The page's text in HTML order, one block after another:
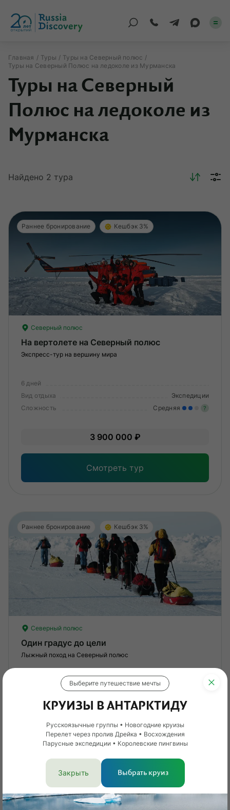
По миру
Корпоративные
Журнал
Сертификаты
Подписаться
Главная Туры
Туры на Северный полюс
Туры на Северный Полюс на ледоколе из Мурманска
Туры на Северный
Полюс на ледоколе из
Мурманска
Найдено 2 тура
Раннее бронирование Кешбэк 3%
Северный полюс
На вертолете на Северный полюс
Экспресс-тур на вершину мира
6 дней
Вид отдыха
Экспедиции
Сложность
Средняя ?
3 900 000 ₽
Смотреть тур
Раннее бронирование Кешбэк 3%
Северный полюс
Один градус до цели
Лыжный поход на Северный полюс
Сложность
Высокая
От 48 400 € 4 780 053 ₽
Смотреть тур
Выберите путешествие мечты
КРУИЗЫ В АНТАРКТИДУ
Русскоязычные группы • Новогодние круизы
Перелет через пролив Дрейка • Восхождения
Парусные экспедиции • Королевские пингвины
Закрыть Выбрать круиз